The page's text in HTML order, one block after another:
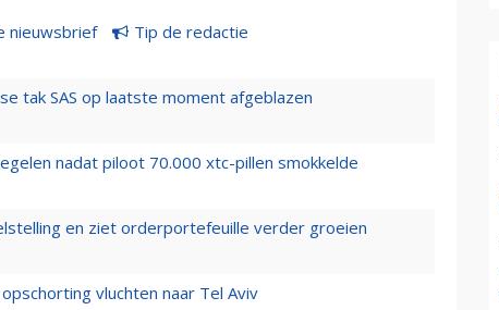
nieuwsbrief Tip de redactie
tak SAS op laatste moment afgeblazen
nadat piloot 70.000 xtc-pillen smokkelde
en ziet orderportefeuille verder groeien
vluchten naar Tel Aviv